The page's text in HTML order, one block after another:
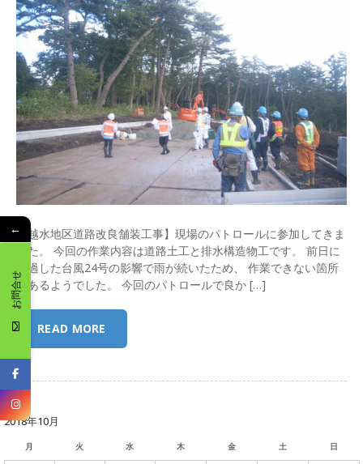
【越水地区道路改良舗装工事】現場のパトロールに参加してきま
した。 今回の作業内容は道路土工と排水構造物工です。 前日に
通過した台風24号の影響で雨が続いたため、 作業できない箇所
もあるようでした。 今回のパトロールで良か […]
READ MORE
2018年10月
月 火 水 木 金 土 日
←
お問合せ